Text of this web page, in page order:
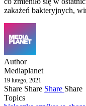
zakażeń bakteryjnych,
Author
Mediaplanet
19 lutego, 2021
Share Share Share Share
Topics